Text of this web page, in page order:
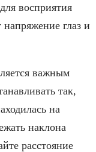
восприятия
глаз и
важным
так,
на
наклона
расстояние